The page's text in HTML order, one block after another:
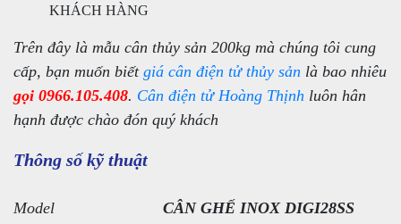
KHÁCH HÀNG
Trên đây là mẫu cân thủy sản 200kg mà chúng tôi cung
cấp, bạn muốn biết giá cân điện tử thủy sản là bao nhiêu
gọi 0966.105.408. Cân điện tử Hoàng Thịnh luôn hân
hạnh được chào đón quý khách
Thông số kỹ thuật
Model CÂN GHẾ INOX DIGI28SS